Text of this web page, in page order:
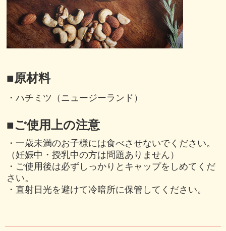
■原材料
・ハチミツ（ニュージーランド）
■ご使用上の注意
・一歳未満のお子様には食べさせないでください。
（妊娠中・授乳中の方は問題ありません）
・ご使用後は必ずしっかりとキャップをしめてくだ
さい。
・直射日光を避けて冷暗所に保管してください。